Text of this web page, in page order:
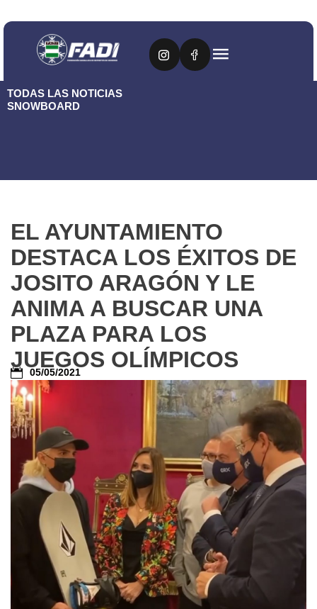
TODAS LAS NOTICIAS
SNOWBOARD
EL AYUNTAMIENTO
DESTACA LOS ÉXITOS DE
JOSITO ARAGÓN Y LE
ANIMA A BUSCAR UNA
PLAZA PARA LOS
JUEGOS OLÍMPICOS
05/05/2021